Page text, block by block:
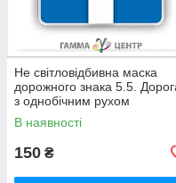
Не світловідбивна маска
дорожного знака 5.5.
з однобічним рухом
В наявності
150 ₴